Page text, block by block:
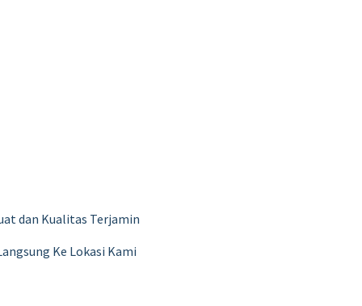
dan Kualitas Terjamin
Ke Lokasi Kami